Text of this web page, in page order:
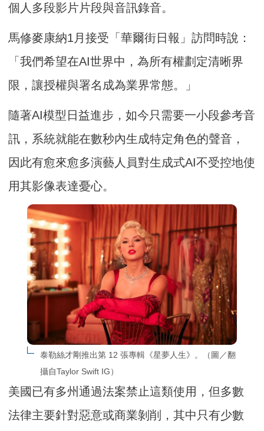
個人多段影片片段與音訊錄音。
馬修麥康納1月接受「華爾街日報」訪問時說：
「我們希望在AI世界中，為所有權劃定清晰界
限，讓授權與署名成為業界常態。」
隨著AI模型日益進步，如今只需要一小段參考音
訊，系統就能在數秒內生成特定角色的聲音，
因此有愈來愈多演藝人員對生成式AI不受控地使
用其影像表達憂心。
泰勒絲才剛推出第 12 張專輯《星夢人生》。（圖／翻
攝自Taylor Swift IG）
美國已有多州通過法案禁止這類使用，但多數
法律主要針對惡意或商業剝削，其中只有少數